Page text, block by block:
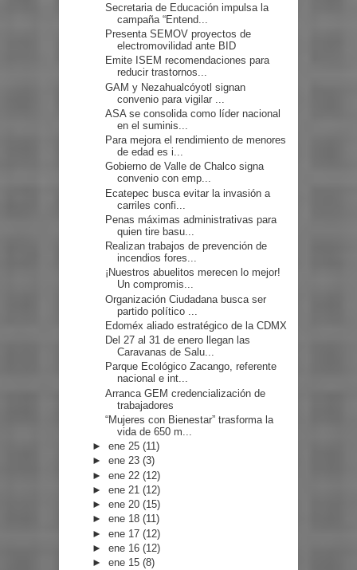
Secretaria de Educación impulsa la
campaña “Entend...
Presenta SEMOV proyectos de
electromovilidad ante BID
Emite ISEM recomendaciones para
reducir trastornos...
GAM y Nezahualcóyotl signan
convenio para vigilar ...
ASA se consolida como líder nacional
en el suminis...
Para mejora el rendimiento de menores
de edad es i...
Gobierno de Valle de Chalco signa
convenio con emp...
Ecatepec busca evitar la invasión a
carriles confi...
Penas máximas administrativas para
quien tire basu...
Realizan trabajos de prevención de
incendios fores...
¡Nuestros abuelitos merecen lo mejor!
Un compromis...
Organización Ciudadana busca ser
partido político ...
Edoméx aliado estratégico de la CDMX
Del 27 al 31 de enero llegan las
Caravanas de Salu...
Parque Ecológico Zacango, referente
nacional e int...
Arranca GEM credencialización de
trabajadores
“Mujeres con Bienestar” trasforma la
vida de 650 m...
►ene 25(11)
►ene 23(3)
►ene 22(12)
►ene 21(12)
►ene 20(15)
►ene 18(11)
►ene 17(12)
►ene 16(12)
►ene 15(8)